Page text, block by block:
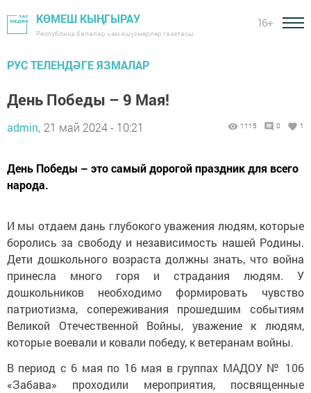
КӨМЕШ КЫҢГЫРАУ
Республика балалар һәм яшүсмерләр газетасы
16+
РУС ТЕЛЕНДӘГЕ ЯЗМАЛАР
День Победы – 9 Мая!
admin, 21 май 2024 - 10:21 1115 0 1
День Победы – это самый дорогой праздник для всего
народа.
И мы отдаем дань глубокого уважения людям, которые
боролись за свободу и независимость нашей Родины.
Дети дошкольного возраста должны знать, что война
принесла много горя и страдания людям. У
дошкольников необходимо формировать чувство
патриотизма, сопереживания прошедшим событиям
Великой Отечественной Войны, уважение к людям,
которые воевали и ковали победу, к ветеранам войны.
В период с 6 мая по 16 мая в группах МАДОУ № 106
«Забава» проходили мероприятия, посвященные